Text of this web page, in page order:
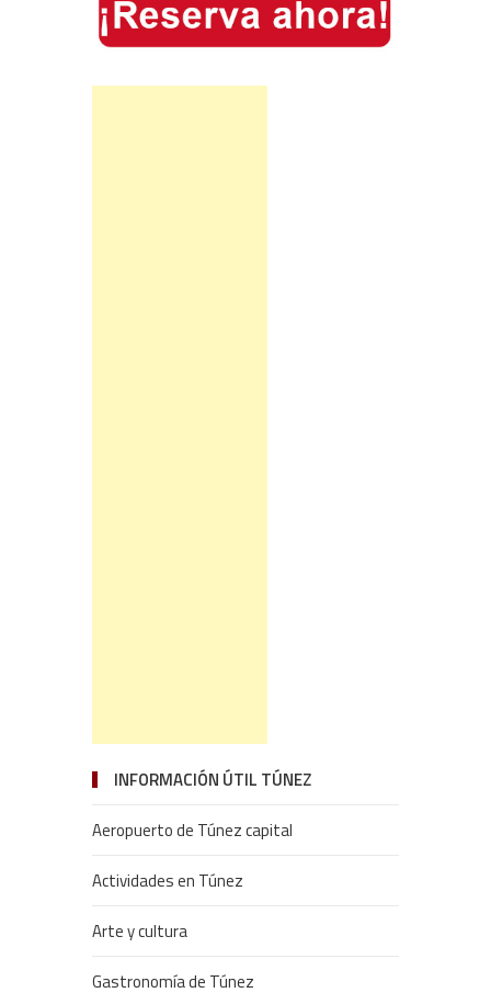
INFORMACIÓN ÚTIL TÚNEZ
Aeropuerto de Túnez capital
Actividades en Túnez
Arte y cultura
Gastronomía de Túnez